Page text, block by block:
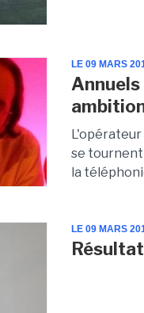
LE 09 MARS
L'opérateur
se
la
LE 09 MARS